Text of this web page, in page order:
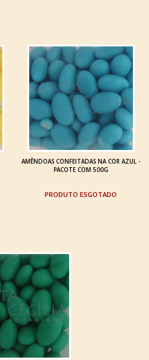
AMÊNDOAS CONFEITADAS NA COR AZUL -
PACOTE COM 500G
ESGOTADO